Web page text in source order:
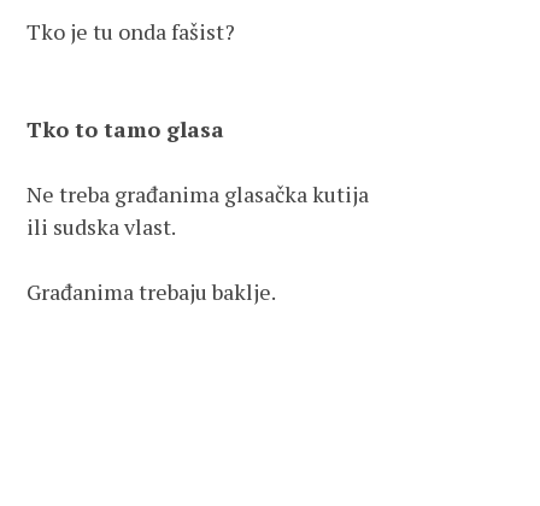
Tko je tu onda fašist?
Tko to tamo glasa
Ne treba građanima glasačka kutija
ili sudska vlast.
Građanima trebaju baklje.